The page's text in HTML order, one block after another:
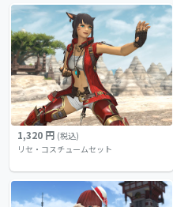
1,320 円 (税込)
リセ・コスチュームセット